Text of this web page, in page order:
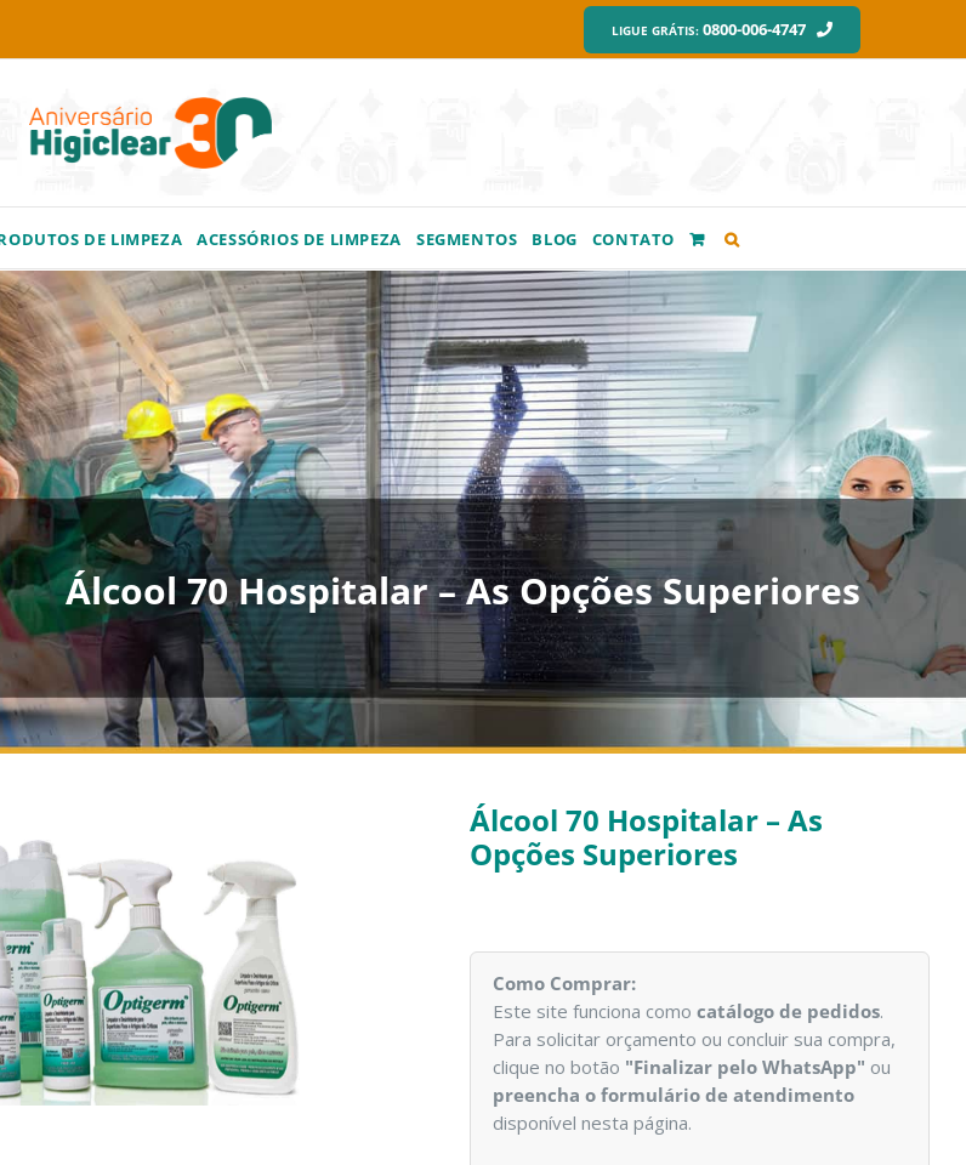
LIGUE GRÁTIS: 0800-006-4747
DE LIMPEZA ACESSÓRIOS DE LIMPEZA SEGMENTOS BLOG CONTATO
Álcool 70 Hospitalar – As Opções Superiores
Álcool 70 Hospitalar – As
Opções Superiores
Como Comprar:
Este site funciona comocatálogo de pedidos.
Para solicitar orçamento ou concluir sua compra,
clique no botão "Finalizar pelo WhatsApp" ou
preencha o formulário de atendimento
disponível nesta página.